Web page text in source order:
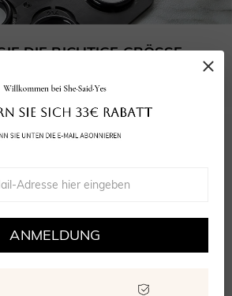
DIE RICHTIGE GRÖSSE
stellt sicher, dass Ihr Ring perfekt passt.
ANMELDUNG